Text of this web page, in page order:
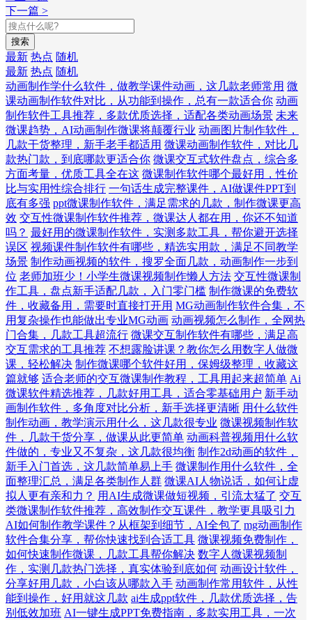
下一篇 >
搜索
最新 热点 随机
最新 热点 随机
动画制作学什么软件，做教学课件动画，这几款老师常用 微
课动画制作软件对比，从功能到操作，总有一款适合你 动画
制作软件工具推荐，多款优质选择，适配各类动画场景 未来
微课趋势，AI动画制作微课将颠覆行业 动画图片制作软件，
几款干货整理，新手老手都适用 微课动画制作软件，对比几
款热门款，到底哪款更适合你 微课交互式软件盘点，综合多
方面考量，优质工具全在这 微课制作软件哪个最好用，性价
比与实用性综合排行 一句话生成完整课件，AI做课件PPT到
底有多强 ppt微课制作软件，满足需求的几款，制作微课更高
效 交互性微课制作软件推荐，微课达人都在用，你还不知道
吗？ 最好用的微课制作软件，实测多款工具，帮你避开选择
误区 视频课件制作软件有哪些，精选实用款，满足不同教学
场景 制作动画视频的软件，搜罗全面几款，动画制作一步到
位 老师加班少！小学生微课视频制作懒人方法 交互性微课制
作工具，盘点新手适配几款，入门零门槛 制作微课的免费软
件，收藏备用，需要时直接打开用 MG动画制作软件合集，不
用复杂操作也能做出专业MG动画 动画视频怎么制作，全网热
门合集，几款工具超流行 微课交互制作软件有哪些，满足高
交互需求的工具推荐 不想露脸讲课？教你怎么用数字人做微
课，轻松解决 制作微课哪个软件好用，保姆级整理，收藏这
篇就够 适合老师的交互微课制作教程，工具用起来超简单 Ai
微课软件精选推荐，几款好用工具，适合零基础用户 新手动
画制作软件，多角度对比分析，新手选择更清晰 用什么软件
制作动画，教学演示用什么，这几款很专业 微课视频制作软
件，几款干货分享，做课从此更简单 动画科普视频用什么软
件做的，专业又不复杂，这几款很均衡 制作2d动画的软件，
新手入门首选，这几款简单易上手 微课制作用什么软件，全
面整理汇总，满足各类制作人群 微课AI人物说话，如何让虚
拟人更有亲和力？ 用AI生成微课做短视频，引流太猛了 交互
类微课制作软件推荐，高效制作交互课件，教学更具吸引力
AI如何制作教学课件？从框架到细节，AI全包了 mg动画制作
软件合集分享，帮你快速找到合适工具 微课视频免费制作，
如何快速制作微课，几款工具帮你解决 数字人微课视频制
作，实测几款热门选择，真实体验到底如何 动画设计软件，
分享好用几款，小白该从哪款入手 动画制作常用软件，从性
能到操作，好用就这几款 ai生成ppt软件，几款优质选择，告
别低效加班 AI一键生成PPT免费指南，多款实用工具，一次